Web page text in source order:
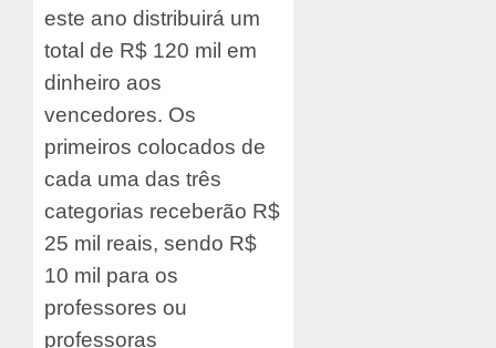
este ano distribuirá um
total de R$ 120 mil em
dinheiro aos
vencedores. Os
primeiros colocados de
cada uma das três
categorias receberão R$
25 mil reais, sendo R$
10 mil para os
professores ou
professoras